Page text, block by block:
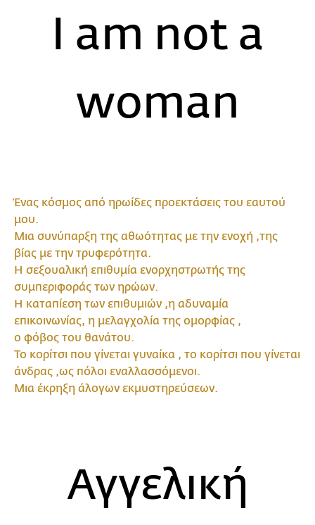
I am not a
woman
Ένας κόσμος από ηρωίδες προεκτάσεις του εαυτού
μου.
Μια συνύπαρξη της αθωότητας με την ενοχή ,της
βίας με την τρυφερότητα.
Η σεξουαλική επιθυμία ενορχηστρωτής της
συμπεριφοράς των ηρώων.
Η καταπίεση των επιθυμιών ,η αδυναμία
επικοινωνίας, η μελαγχολία της ομορφίας ,
ο φόβος του θανάτου.
Το κορίτσι που γίνεται γυναίκα , το κορίτσι που γίνεται
άνδρας ,ως πόλοι εναλλασσόμενοι.
Μια έκρηξη άλογων εκμυστηρεύσεων.
Αγγελική